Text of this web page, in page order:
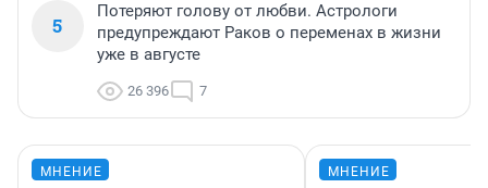
5
Потеряют голову от любви. Астрологи
предупреждают Раков о переменах в жизни
уже в августе
26 396 7
МНЕНИЕ МНЕНИЕ